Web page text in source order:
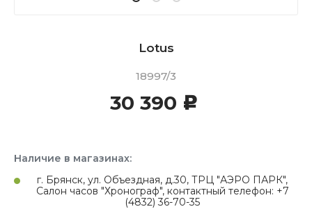
Lotus
18997/3
30 390 c
Наличие в магазинах:
г. Брянск, ул. Объездная, д.30, ТРЦ "АЭРО ПАРК",
Салон часов "Хронограф", контактный телефон: +7
(4832) 36-70-35